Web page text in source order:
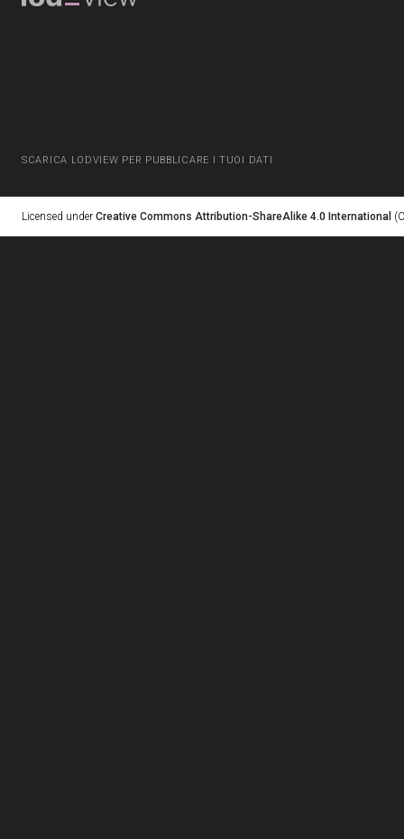
SCARICA LODVIEW PER PUBBLICARE I TUOI DATI
Licensed under Creative Commons Attribution-ShareAlike 4.0 International